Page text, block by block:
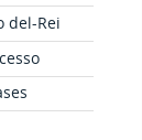
del-Rei